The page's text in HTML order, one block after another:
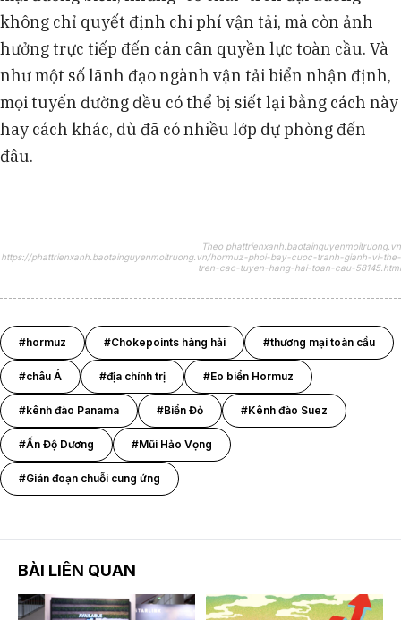
không chỉ quyết định chi phí vận tải, mà còn ảnh
hưởng trực tiếp đến cán cân quyền lực toàn cầu. Và
như một số lãnh đạo ngành vận tải biển nhận định,
mọi tuyến đường đều có thể bị siết lại bằng cách này
hay cách khác, dù đã có nhiều lớp dự phòng đến
đâu.
Theo phattrienxanh.baotainguyenmoitruong.vn
https://phattrienxanh.baotainguyenmoitruong.vn/hormuz-phoi-bay-cuoc-tranh-gianh-vi-the-
tren-cac-tuyen-hang-hai-toan-cau-58145.html
#hormuz #Chokepoints hàng hải #thương mại toàn cầu
#châu Á #địa chính trị #Eo biển Hormuz
#kênh đào Panama #Biển Đỏ #Kênh đào Suez
#Ấn Độ Dương #Mũi Hảo Vọng
#Gián đoạn chuỗi cung ứng
BÀI LIÊN QUAN